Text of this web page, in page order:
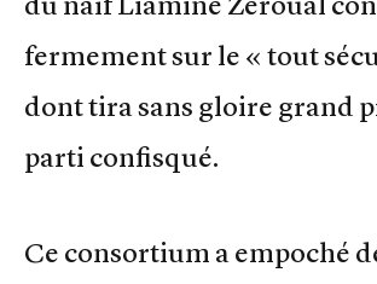
fermement sur le « tout
dont tira sans gloire grand
parti confisqué.
Ce consortium a empoché